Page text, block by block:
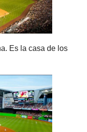
Es la casa de los